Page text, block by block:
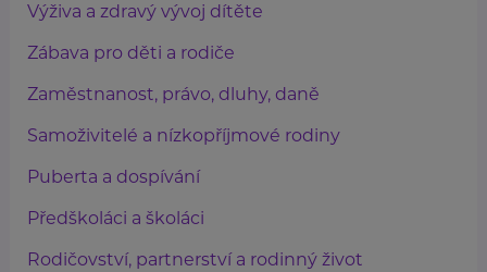
Výživa a zdravý vývoj dítěte
Zábava pro děti a rodiče
Zaměstnanost, právo, dluhy, daně
Samoživitelé a nízkopříjmové rodiny
Puberta a dospívání
Předškoláci a školáci
Rodičovství, partnerství a rodinný život